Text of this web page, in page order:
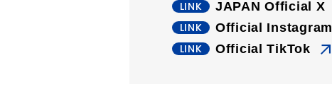
JAPAN Official X
Official Instagram
Official TikTok